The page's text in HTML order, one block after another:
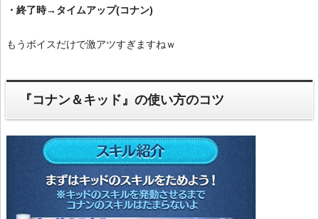
・終了時→タイムアップ(コナン)
もうボイスだけで激アツすぎますねｗ
『コナン＆キッド』の使い方のコツ